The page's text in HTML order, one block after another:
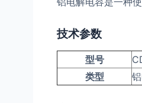
技术参数
型号
类型